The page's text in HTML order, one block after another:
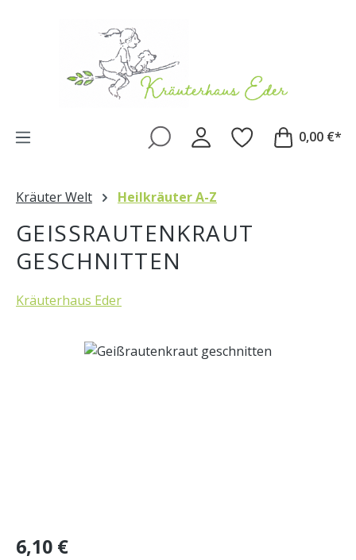
0,00 €*
Kräuter Welt Heilkräuter A-Z
GEISSRAUTENKRAUT G
ESCHNITTEN
Kräuterhaus Eder
Bildergalerie überspringen
Regulärer Preis:
6,10 €